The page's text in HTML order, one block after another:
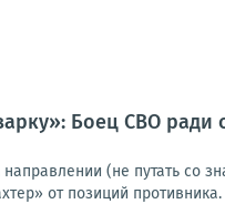
Боец СВО
(не путать со
от позиций